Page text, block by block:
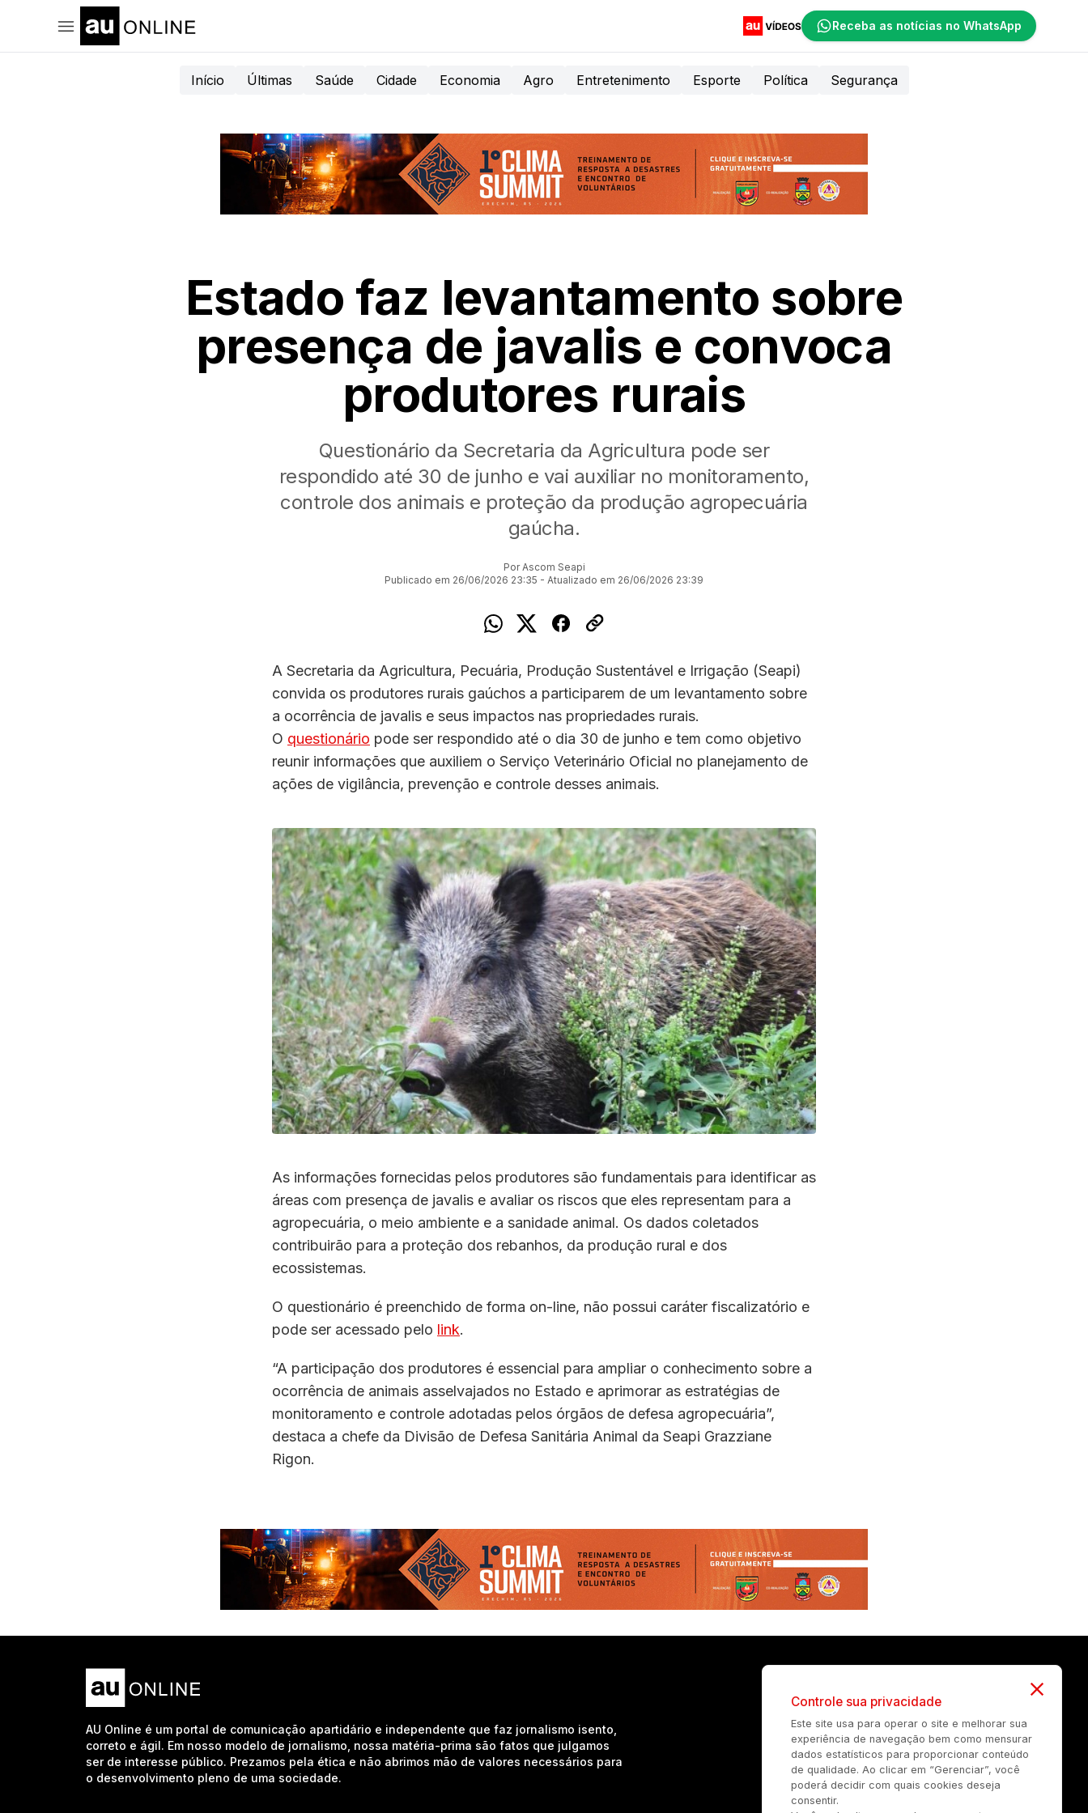
Receba as notícias no WhatsApp
Início Últimas Saúde Cidade Economia Agro Entretenimento Esporte Política Segurança
Estado faz levantamento sobre
presença de javalis e convoca
produtores rurais
Questionário da Secretaria da Agricultura pode ser
respondido até 30 de junho e vai auxiliar no monitoramento,
controle dos animais e proteção da produção agropecuária
gaúcha.
Por Ascom Seapi
Publicado em 26/06/2026 23:35 - Atualizado em 26/06/2026 23:39
A Secretaria da Agricultura, Pecuária, Produção Sustentável e Irrigação (Seapi)
convida os produtores rurais gaúchos a participarem de um levantamento sobre
a ocorrência de javalis e seus impactos nas propriedades rurais.
O questionário pode ser respondido até o dia 30 de junho e tem como objetivo
reunir informações que auxiliem o Serviço Veterinário Oficial no planejamento de
ações de vigilância, prevenção e controle desses animais.
As informações fornecidas pelos produtores são fundamentais para identificar as
áreas com presença de javalis e avaliar os riscos que eles representam para a
agropecuária, o meio ambiente e a sanidade animal. Os dados coletados
contribuirão para a proteção dos rebanhos, da produção rural e dos
ecossistemas.
O questionário é preenchido de forma on-line, não possui caráter fiscalizatório e
pode ser acessado pelo link.
“A participação dos produtores é essencial para ampliar o conhecimento sobre a
ocorrência de animais asselvajados no Estado e aprimorar as estratégias de
monitoramento e controle adotadas pelos órgãos de defesa agropecuária”,
destaca a chefe da Divisão de Defesa Sanitária Animal da Seapi Grazziane
Rigon.
AU Online é um portal de comunicação apartidário e independente que faz jornalismo isento,
correto e ágil. Em nosso modelo de jornalismo, nossa matéria-prima são fatos que julgamos
ser de interesse público. Prezamos pela ética e não abrimos mão de valores necessários para
o desenvolvimento pleno de uma sociedade.
Controle sua privacidade
Este site usa para operar o site e melhorar sua
experiência de navegação bem como mensurar
dados estatísticos para proporcionar conteúdo
de qualidade. Ao clicar em “Gerenciar”, você
poderá decidir com quais cookies deseja
consentir.